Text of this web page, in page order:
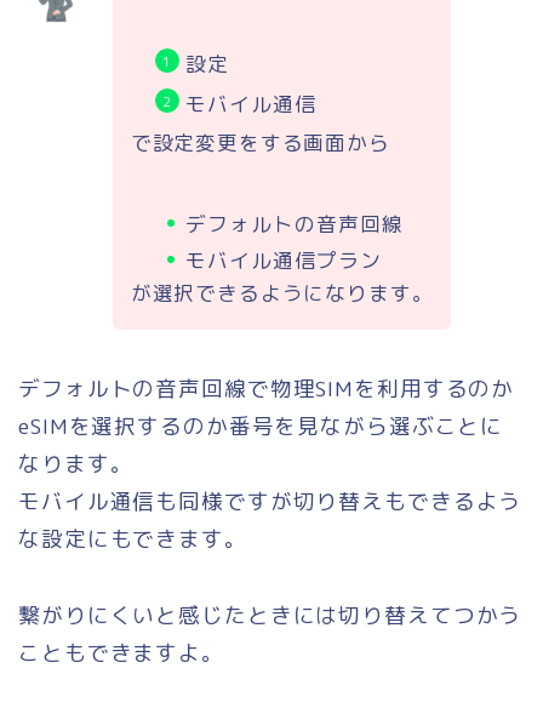
設定
モバイル通信
で設定変更をする画面から
デフォルトの音声回線
モバイル通信プラン
が選択できるようになります。
デフォルトの音声回線で物理SIMを利用するのか
eSIMを選択するのか番号を見ながら選ぶことに
なります。
モバイル通信も同様ですが切り替えもできるよう
な設定にもできます。
繋がりにくいと感じたときには切り替えてつかう
こともできますよ。